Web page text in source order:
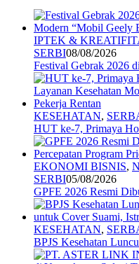
IPTEK &
SERBI08/08/2026
Festival Gebrak 2026
KESEHATAN,
HUT ke-7, Primaya
EKONOMI BISNIS,
SERBI05/08/2026
GPFE 2026 Resmi
KESEHATAN,
BPJS Kesehatan